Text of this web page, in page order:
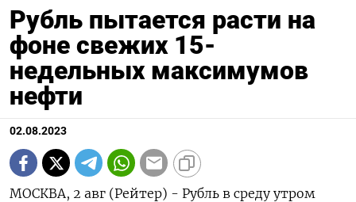
Рубль пытается расти на
фоне свежих 15-
недельных максимумов
нефти
02.08.2023
МОСКВА, 2 авг (Рейтер) - Рубль в среду утром